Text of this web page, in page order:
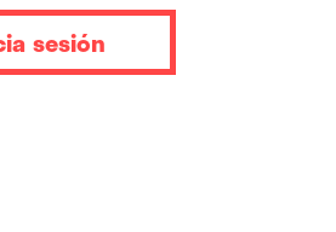
o les apeteciera venir.
. De hecho, el próximo
norte en una pequeña
sesión